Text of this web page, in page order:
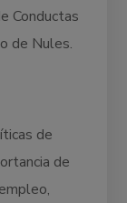
Conductas
de Nules.
de
de